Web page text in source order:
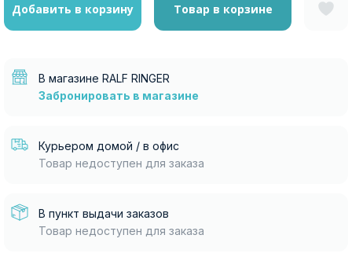
Добавить в корзину Товар в корзине
В магазине RALF RINGER
Забронировать в магазине
Курьером домой / в офис
Товар недоступен для заказа
В пункт выдачи заказов
Товар недоступен для заказа